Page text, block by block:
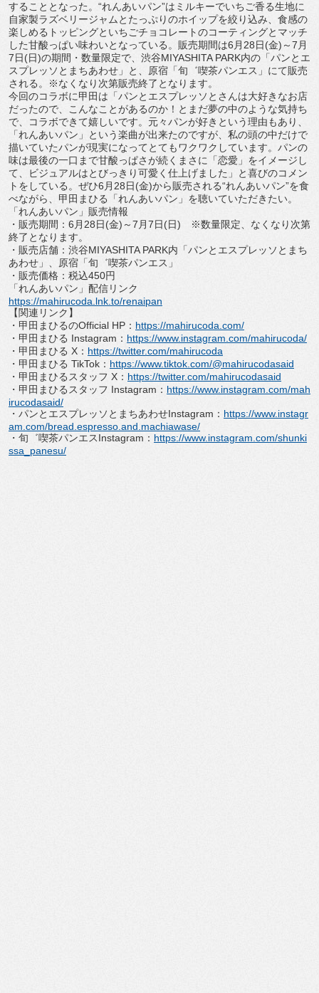
することとなった。“れんあいパン”はミルキーでいちご香る生地に
自家製ラズベリージャムとたっぷりのホイップを絞り込み、 食感の
楽しめるトッピングといちごチョコレートのコーティングと マッチ
した甘酸っぱい味わいとなっている。 販売期間は6月28日(金)～7月
7日(日)の期間・ 数量限定で、渋谷MIYASHITA PARK内の「パンとエ
スプレッソとまちあわせ」と、原宿「旬゛喫茶パンエス」にて販売
される。※なくなり次第販売終了となります。
今回のコラボに甲田は「パンとエスプレッソとさんは大好きなお店
だったので、
こんなことがあるのか！とまだ夢の中のような気持ち
で、
コラボできて嬉しいです。元々パンが好きという理由もあり、
「れんあいパン」という楽曲が出来たのですが、 私の頭の中だけで
描いていたパンが現実になってとてもワクワクしています。パンの
味は最後の一口まで甘酸っぱさが続くまさに「恋愛」をイメージし
て、
ビジュアルはとびっきり可愛く仕上げました」
と喜びのコメン
トをしている。ぜひ6月28日(金)から販売される“れんあいパン”を食
べながら、甲田まひる「れんあいパン」を聴いていただきたい。
「れんあいパン」販売情報
・販売期間：6月28日(金)～7月7日(日) ※数量限定、なくなり次第
終了となります。
・販売店舗：渋谷MIYASHITA PARK内「パンとエスプレッソとまち
あわせ」、原宿「旬゛喫茶パンエス」
・販売価格：税込450円
「れんあいパン」配信リンク
https://mahirucoda.lnk.to/renaipan
【関連リンク】
・甲田まひるのOfficial HP： https://mahirucoda.com/
・甲田まひる Instagram： https://www. instagram.com/mahirucoda/
・甲田まひる X： https://twitter.com/mahirucoda
・甲田まひる TikTok： https://www.tiktok.com/@mahirucodasaid
・甲田まひるスタッフ X： https://twitter.com/mahirucodasaid
・甲田まひるスタッフ Instagram： https://www. instagram.com/mah
irucodasaid/
・パンとエスプレッソとまちあわせInstagram： https://www.instagr
am.com/bread. espresso.and.machiawase/
・旬゛喫茶パンエスInstagram： https://www.instagram.com/shunki
ssa_ panesu/